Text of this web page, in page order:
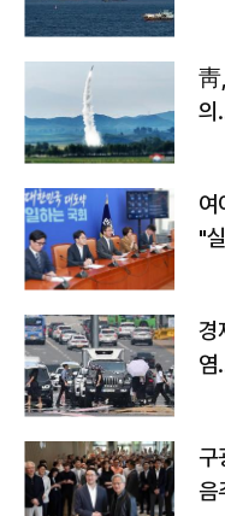
靑
의
여
"
경
염
구
음